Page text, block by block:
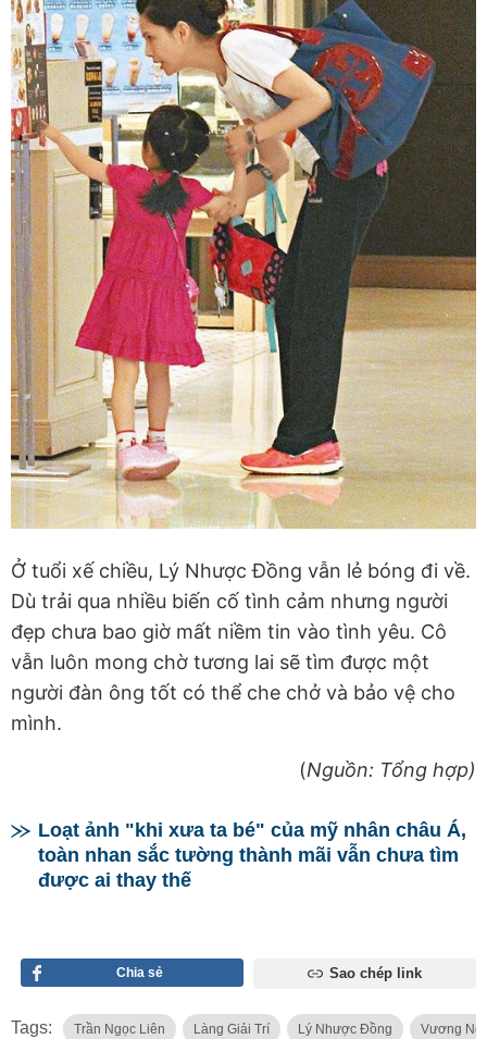
Ở tuổi xế chiều, Lý Nhược Đồng vẫn lẻ bóng đi về.
Dù trải qua nhiều biến cố tình cảm nhưng người
đẹp chưa bao giờ mất niềm tin vào tình yêu. Cô
vẫn luôn mong chờ tương lai sẽ tìm được một
người đàn ông tốt có thể che chở và bảo vệ cho
mình.
(Nguồn: Tổng hợp)
Loạt ảnh "khi xưa ta bé" của mỹ nhân châu Á,
toàn nhan sắc tường thành mãi vẫn chưa tìm
được ai thay thế
Chia sẻ Sao chép link
Tags: Trần Ngọc Liên Làng Giải Trí Lý Nhược Đồng Vương